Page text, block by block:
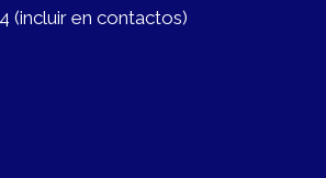
(incluir en contactos)